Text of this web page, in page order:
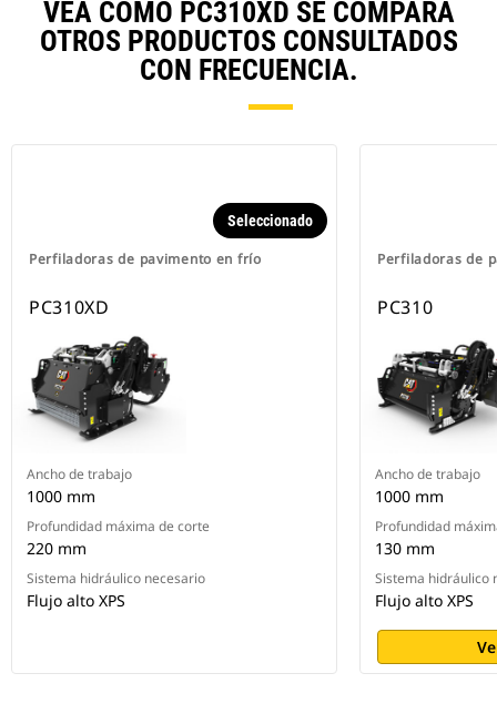
VEA CÓMO PC310XD SE COMPARA
OTROS PRODUCTOS CONSULTADOS
CON FRECUENCIA.
Perfiladoras de pavimento en frío
Seleccionado
PC310XD
Ancho de trabajo
1000 mm
Profundidad máxima de corte
220 mm
Sistema hidráulico necesario
Flujo alto XPS
Perfiladoras de
PC310
Ancho de trabajo
1000 mm
Profundidad
130 mm
Sistema hidráulico
Flujo alto XPS